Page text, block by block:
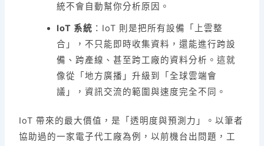
統不會自動幫你分析原因。
IoT 系統 ：IoT 則是把所有設備「上雲整
合」，不只能即時收集資料，還能進行跨設
備、跨產線、甚至跨工廠的資料分析。這就
像從「地方廣播」升級到「全球雲端會
議」，資訊交流的範圍與速度完全不同。
IoT 帶來的最大價值，是「透明度與預測力」。以筆者
協助過的一家電子代工廠為例，以前機台出問題，工